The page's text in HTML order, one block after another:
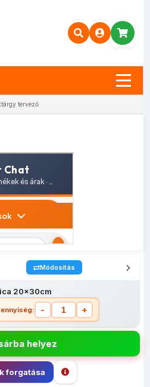
tervező
Módosítás
20x30cm
- +
Matrica
Matrica
10x15cm
helyez
forgatása